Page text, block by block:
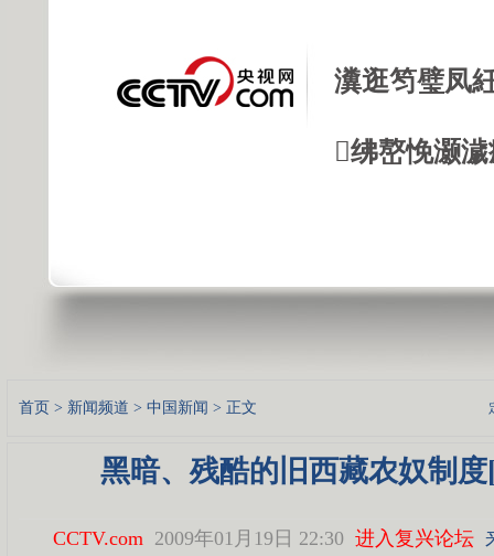
瀵逛笉璧凤
绋嶅悗灏
首页 > 新闻频道 > 中国新闻 > 正文
黑暗、残酷的旧西藏农奴制
CCTV.com 2009年01月19日 22:30 进入复兴论坛